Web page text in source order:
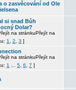
o zasvěcování od Ole
si snad Bůh
Dolar?
Přejít na
1 2 3 ]
Přejít na
1 5 6 7 ]